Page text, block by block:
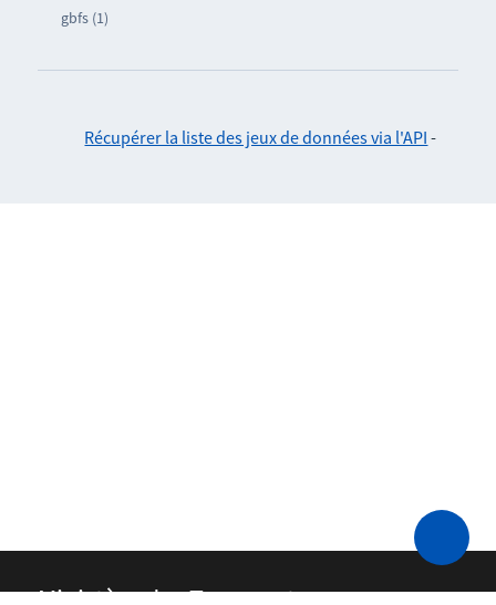
gbfs (1)
Récupérer la liste des jeux de données via l'API -